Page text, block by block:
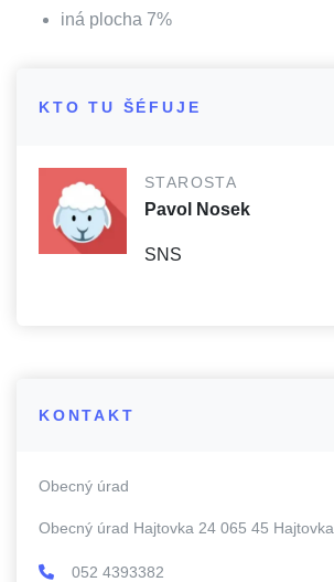
iná plocha 7%
KTO TU ŠÉFUJE
STAROSTA
Pavol Nosek
SNS
KONTAKT
Obecný úrad
Obecný úrad Hajtovka 24 065 45 Hajtovka
052 4393382